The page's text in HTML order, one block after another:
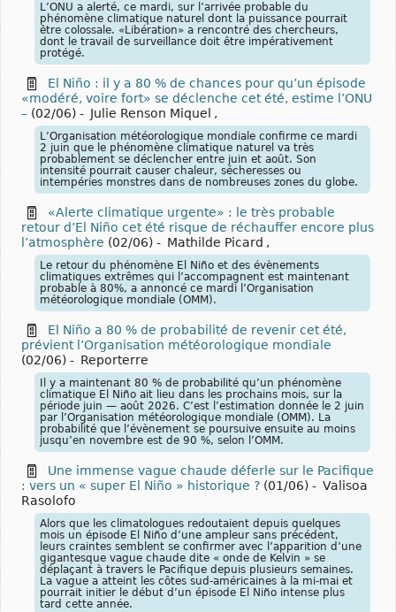
L’ONU a alerté, ce mardi, sur l’arrivée probable du
phénomène climatique naturel dont la puissance pourrait
être colossale. «Libération» a rencontré des chercheurs,
dont le travail de surveillance doit être impérativement
protégé.
El Niño : il y a 80 % de chances pour qu’un épisode
«modéré, voire fort» se déclenche cet été, estime l’ONU
– (02/06) - Julie Renson Miquel ,
L’Organisation météorologique mondiale confirme ce mardi
2 juin que le phénomène climatique naturel va très
probablement se déclencher entre juin et août. Son
intensité pourrait causer chaleur, sécheresses ou
intempéries monstres dans de nombreuses zones du globe.
«Alerte climatique urgente» : le très probable
retour d’El Niño cet été risque de réchauffer encore plus
l’atmosphère (02/06) - Mathilde Picard ,
Le retour du phénomène El Niño et des évènements
climatiques extrêmes qui l’accompagnent est maintenant
probable à 80%, a annoncé ce mardi l’Organisation
météorologique mondiale (OMM).
El Niño a 80 % de probabilité de revenir cet été,
prévient l’Organisation météorologique mondiale
(02/06) - Reporterre
Il y a maintenant 80 % de probabilité qu’un phénomène
climatique El Niño ait lieu dans les prochains mois, sur la
période juin — août 2026. C’est l’estimation donnée le 2 juin
par l’Organisation météorologique mondiale (OMM). La
probabilité que l’évènement se poursuive ensuite au moins
jusqu’en novembre est de 90 %, selon l’OMM.
Une immense vague chaude déferle sur le Pacifique
: vers un « super El Niño » historique ? (01/06) - Valisoa
Rasolofo
Alors que les climatologues redoutaient depuis quelques
mois un épisode El Niño d’une ampleur sans précédent,
leurs craintes semblent se confirmer avec l’apparition d’une
gigantesque vague chaude dite « onde de Kelvin » se
déplaçant à travers le Pacifique depuis plusieurs semaines.
La vague a atteint les côtes sud-américaines à la mi-mai et
pourrait initier le début d’un épisode El Niño intense plus
tard cette année.